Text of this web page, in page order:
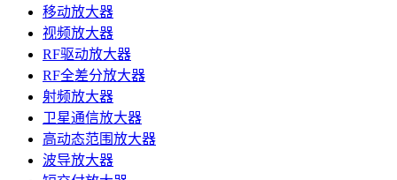
移动放大器
视频放大器
RF驱动放大器
RF全差分放大器
射频放大器
卫星通信放大器
高动态范围放大器
波导放大器